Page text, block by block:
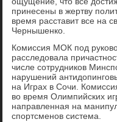
принесены в жертву
время расставит все на
Чернышенко.
Комиссия МОК под
расследовала
числе сотрудников
нарушений
на Играх в Сочи.
во время Олимпийских
направленная на
спортсменов система.